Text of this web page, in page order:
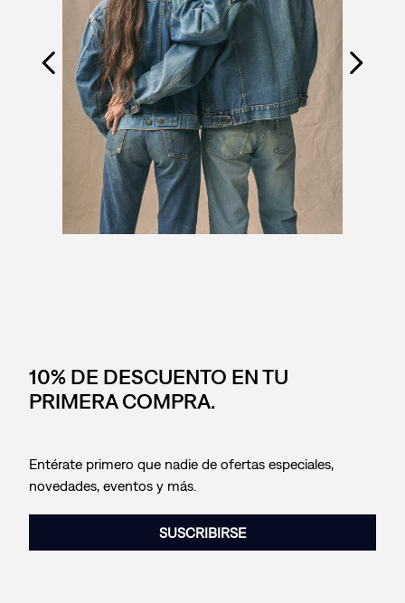
10% DE DESCUENTO EN TU
PRIMERA COMPRA.
Entérate primero que nadie de ofertas especiales,
novedades, eventos y más.
SUSCRIBIRSE